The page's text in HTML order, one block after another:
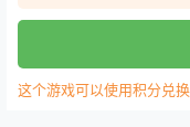
这个游戏可以使用积分兑